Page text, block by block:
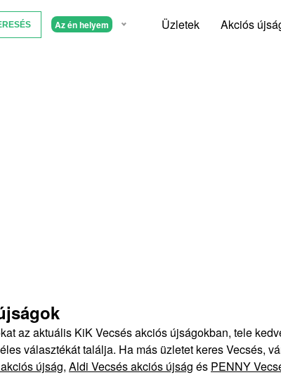
Az én helyem Üzletek Akciós
az aktuális KiK Vecsés akciós újságokban, tele
választékát találja. Ha más üzletet keres Vecsés,
újság, Aldi Vecsés akciós újság és PENNY